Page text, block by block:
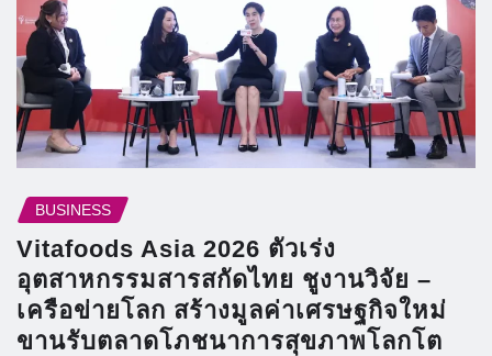
BUSINESS
Vitafoods Asia 2026 ตัวเร่ง
อุตสาหกรรมสารสกัดไทย ชูงานวิจัย –
เครือข่ายโลก สร้างมูลค่าเศรษฐกิจใหม่
ขานรับตลาดโภชนาการสุขภาพโลกโต